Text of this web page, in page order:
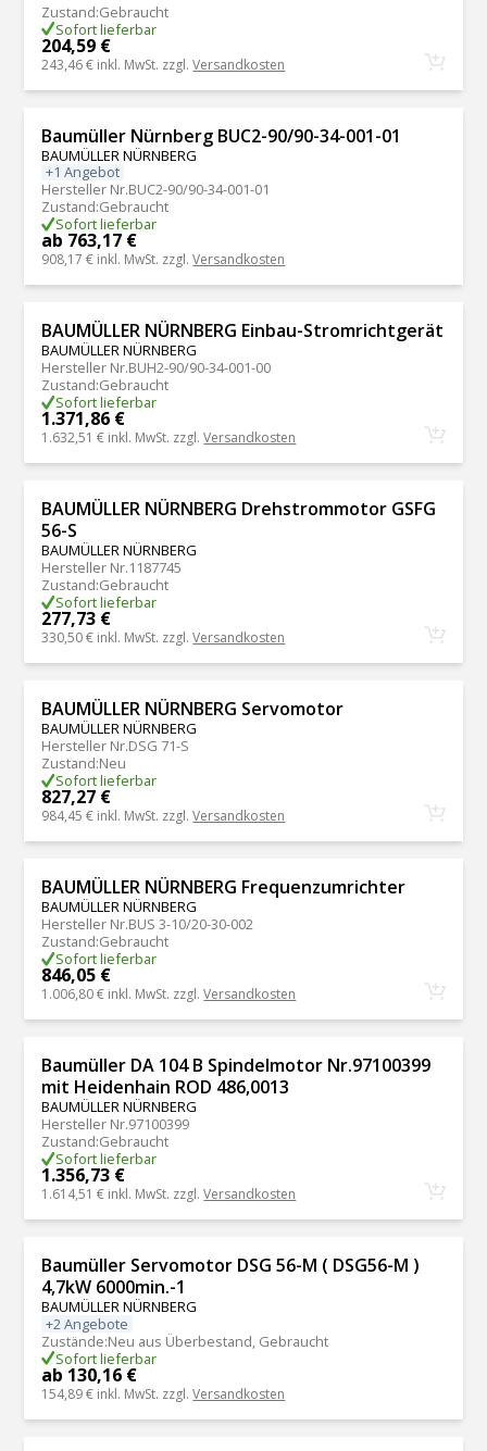
Zustand:Gebraucht
Sofort lieferbar
204,59 €
243,46 € inkl. MwSt. zzgl.Versandkosten
Baumüller Nürnberg BUC2-90/90-34-001-01
BAUMÜLLER NÜRNBERG
+1 Angebot
Hersteller Nr.BUC2-90/90-34-001-01
Zustand:Gebraucht
Sofort lieferbar
ab 763,17 €
908,17 € inkl. MwSt. zzgl.Versandkosten
BAUMÜLLER NÜRNBERG Einbau-Stromrichtgerät
BAUMÜLLER NÜRNBERG
Hersteller Nr.BUH2-90/90-34-001-00
Zustand:Gebraucht
Sofort lieferbar
1.371,86 €
1.632,51 € inkl. MwSt. zzgl.Versandkosten
BAUMÜLLER NÜRNBERG Drehstrommotor GSFG
56-S
BAUMÜLLER NÜRNBERG
Hersteller Nr.1187745
Zustand:Gebraucht
Sofort lieferbar
277,73 €
330,50 € inkl. MwSt. zzgl.Versandkosten
BAUMÜLLER NÜRNBERG Servomotor
BAUMÜLLER NÜRNBERG
Hersteller Nr.DSG 71-S
Zustand:Neu
Sofort lieferbar
827,27 €
984,45 € inkl. MwSt. zzgl.Versandkosten
BAUMÜLLER NÜRNBERG Frequenzumrichter
BAUMÜLLER NÜRNBERG
Hersteller Nr.BUS 3-10/20-30-002
Zustand:Gebraucht
Sofort lieferbar
846,05 €
1.006,80 € inkl. MwSt. zzgl.Versandkosten
Baumüller DA 104 B Spindelmotor Nr.97100399
mit Heidenhain ROD 486,0013
BAUMÜLLER NÜRNBERG
Hersteller Nr.97100399
Zustand:Gebraucht
Sofort lieferbar
1.356,73 €
1.614,51 € inkl. MwSt. zzgl.Versandkosten
Baumüller Servomotor DSG 56-M ( DSG56-M )
4,7kW 6000min.-1
BAUMÜLLER NÜRNBERG
+2 Angebote
Zustände:Neu aus Überbestand, Gebraucht
Sofort lieferbar
ab 130,16 €
154,89 € inkl. MwSt. zzgl.Versandkosten